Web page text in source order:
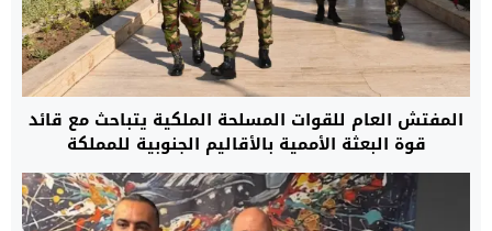
المفتش العام للقوات المسلحة الملكية يتباحث مع قائد
قوة البعثة الأممية بالأقاليم الجنوبية للمملكة